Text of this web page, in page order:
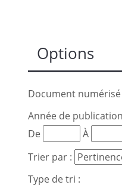
Options
Document
Année de
De
À
Trier par :
Type de tri :